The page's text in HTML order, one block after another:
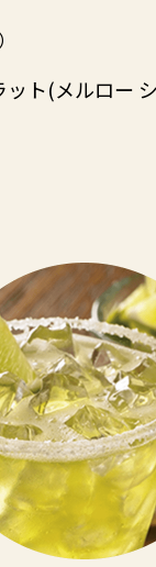
ト(メルロー